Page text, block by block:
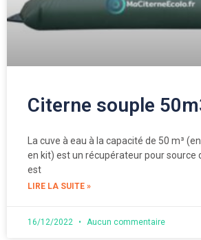
Citerne souple
La cuve à eau à la capacité de 50 m³
en kit) est un récupérateur pour source
est
LIRE LA SUITE »
16/12/2022 Aucun commentaire